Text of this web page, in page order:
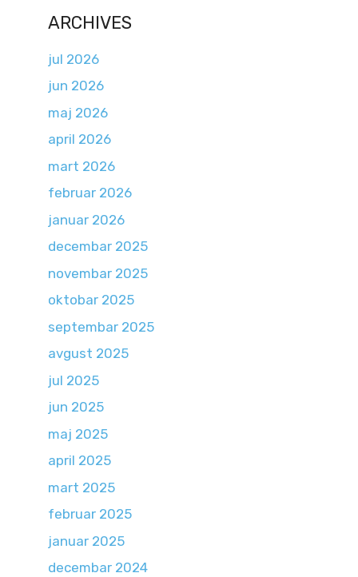
ARCHIVES
jul 2026
jun 2026
maj 2026
april 2026
mart 2026
februar 2026
januar 2026
decembar 2025
novembar 2025
oktobar 2025
septembar 2025
avgust 2025
jul 2025
jun 2025
maj 2025
april 2025
mart 2025
februar 2025
januar 2025
decembar 2024